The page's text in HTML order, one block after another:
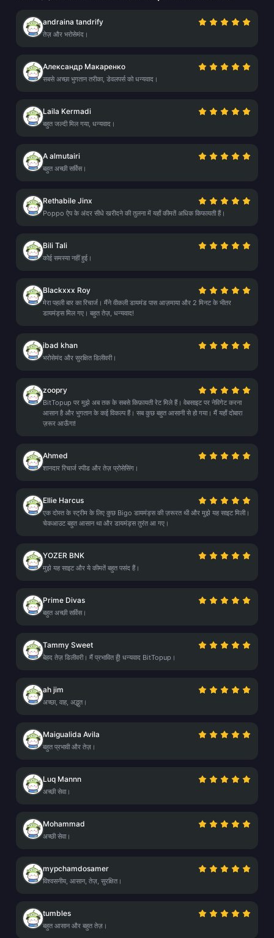
andraina tandrify
तेज़ और भरोसेमंद।
Александр Макаренко
सबसे अच्छा भुगतान तरीका, डेवलपर्स को धन्यवाद।
Laila Kermadi
बहुत जल्दी मिल गया, धन्यवाद।
A almutairi
बहुत अच्छी सर्विस।
Rethabile Jinx
Poppo ऐप के अंदर सीधे खरीदने की तुलना में यहाँ कीमतें अधिक किफायती हैं।
Bili Tali
कोई समस्या नहीं हुई।
Blackxxx Roy
मेरा पहली बार का रिचार्ज। मैंने वीकली डायमंड पास आज़माया और 2 मिनट के भीतर
डायमंड्स मिल गए। बहुत तेज़, धन्यवाद!
ibad khan
भरोसेमंद और सुरक्षित डिलीवरी।
zoopry
BitTopup पर मुझे अब तक के सबसे किफ़ायती रेट मिले हैं। वेबसाइट पर नेविगेट करना
आसान है और भुगतान के कई विकल्प हैं। सब कुछ बहुत आसानी से हो गया। मैं यहाँ दोबारा
ज़रूर आऊँगा!
Ahmed
शानदार रिचार्ज स्पीड और तेज़ प्रोसेसिंग।
Ellie Harcus
एक दोस्त के स्ट्रीम के लिए कुछ Bigo डायमंड्स की ज़रूरत थी और मुझे यह साइट मिली।
चेकआउट बहुत आसान था और डायमंड्स तुरंत आ गए।
YOZER BNK
मुझे यह साइट और ये कीमतें बहुत पसंद हैं।
Prime Divas
बहुत अच्छी सर्विस।
Tammy Sweet
बेहद तेज़ डिलीवरी। मैं प्रभावित हूँ! धन्यवाद BitTopup।
ah jim
अच्छा, वाह, अद्भुत।
Maigualida Avila
बहुत प्रभावी और तेज़।
Luq Mannn
अच्छी सेवा।
Mohammad
अच्छी सेवा।
mypchamdosamer
विश्वसनीय, आसान, तेज़, सुरक्षित।
tumbles
बहुत आसान और बहुत तेज़।